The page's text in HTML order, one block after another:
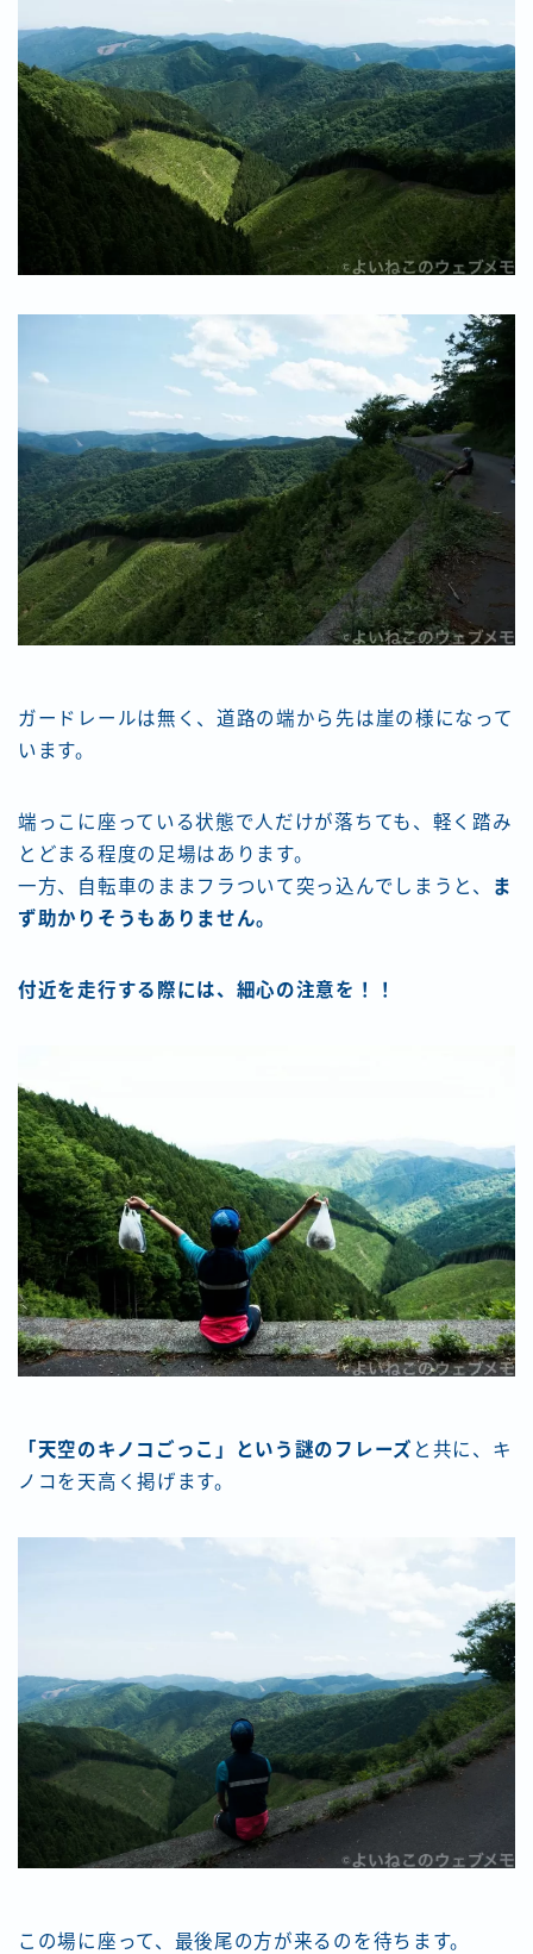
ガードレールは無く、道路の端から先は崖の様になって
います。
端っこに座っている状態で人だけが落ちても、軽く踏み
とどまる程度の足場はあります。
一方、自転車のままフラついて突っ込んでしまうと、
ま
ず助かりそうもありません。
付近を走行する際には、細心の注意を！！
「天空のキノコごっこ」という謎のフレーズ と共に、キ
ノコを天高く掲げます。
この場に座って、最後尾の方が来るのを待ちます。